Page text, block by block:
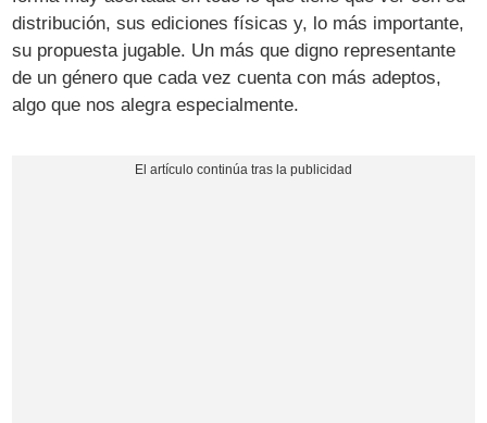
distribución, sus ediciones físicas y, lo más importante,
su propuesta jugable. Un más que digno representante
de un género que cada vez cuenta con más adeptos,
algo que nos alegra especialmente.